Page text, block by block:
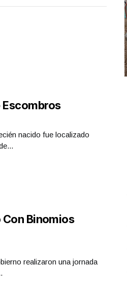
Escombros
nacido fue localizado
Binomios
realizaron una jornada
Sheinbaum .Conferencia de